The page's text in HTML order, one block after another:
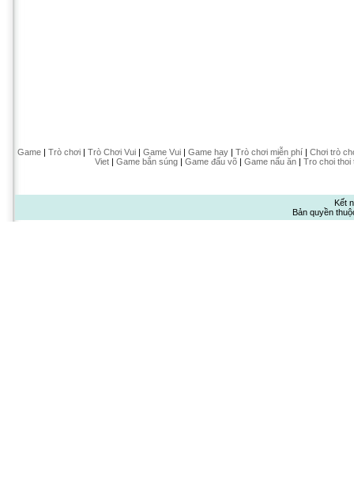
Game| Trò chơi| Trò Chơi Vui| Game Vui| Game hay| Trò chơi miễn phí| Chơi trò
Viet| Game bắn súng| Game đấu võ| Game nấu ăn| Tro choi thoi
Kết
Bản quyền